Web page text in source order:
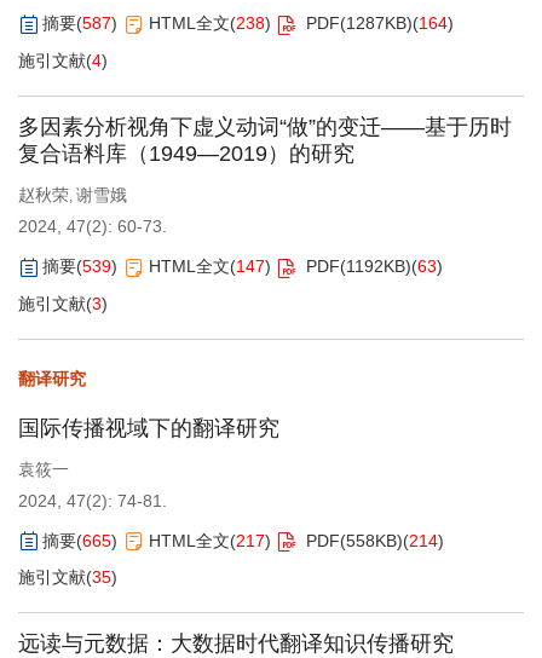
摘要(587) HTML全文(238) PDF(1287KB)(164)
施引文献(4)
多因素分析视角下虚义动词“做”的变迁——基于历时
复合语料库（1949—2019）的研究
赵秋荣 谢雪娥
2024, 47(2): 60-73.
摘要(539) HTML全文(147) PDF(1192KB)(63)
施引文献(3)
翻译研究
国际传播视域下的翻译研究
袁筱一
2024, 47(2): 74-81.
摘要(665) HTML全文(217) PDF(558KB)(214)
施引文献(35)
远读与元数据：大数据时代翻译知识传播研究